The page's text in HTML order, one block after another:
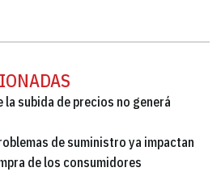
la subida de precios no generá
de suministro ya impactan
de los consumidores